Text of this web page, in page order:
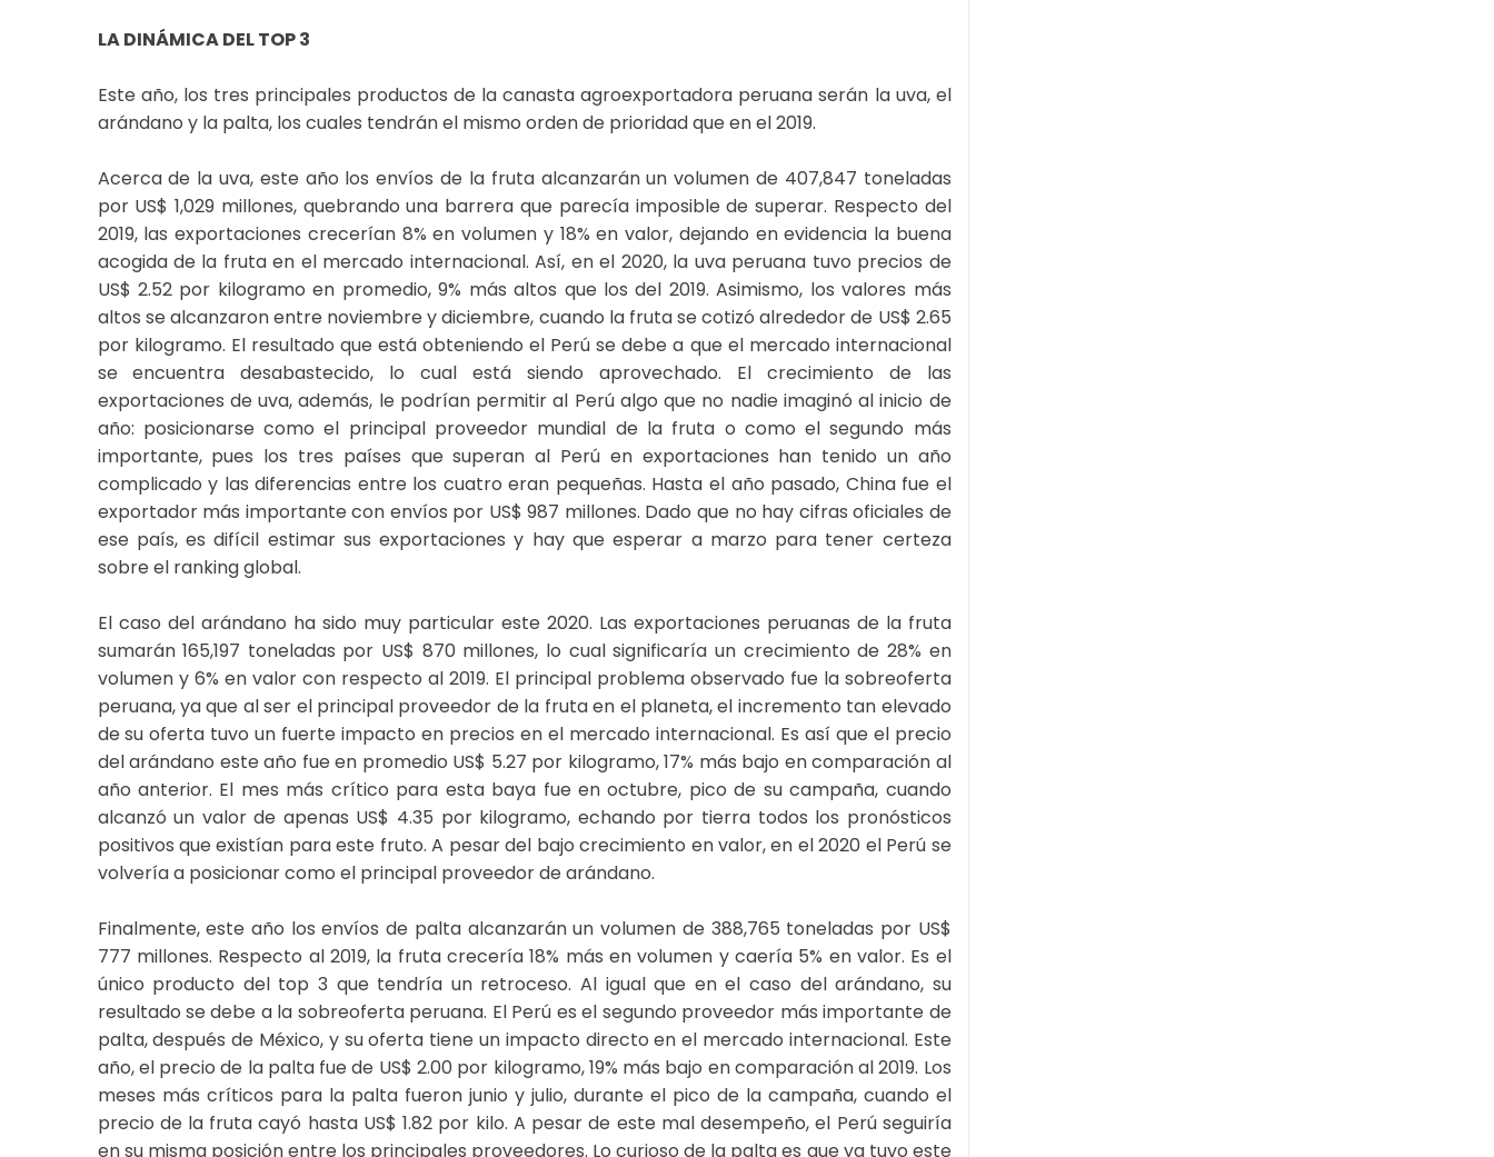
LA DINÁMICA DEL TOP 3
Este año, los tres principales productos de la canasta agroexportadora peruana serán la uva, el
arándano y la palta, los cuales tendrán el mismo orden de prioridad que en el 2019.
Acerca de la uva, este año los envíos de la fruta alcanzarán un volumen de 407,847 toneladas
por US$ 1,029 millones, quebrando una barrera que parecía imposible de superar. Respecto del
2019, las exportaciones crecerían 8% en volumen y 18% en valor, dejando en evidencia la buena
acogida de la fruta en el mercado internacional. Así, en el 2020, la uva peruana tuvo precios de
US$ 2.52 por kilogramo en promedio, 9% más altos que los del 2019. Asimismo, los valores más
altos se alcanzaron entre noviembre y diciembre, cuando la fruta se cotizó alrededor de US$ 2.65
por kilogramo. El resultado que está obteniendo el Perú se debe a que el mercado internacional
se encuentra desabastecido, lo cual está siendo aprovechado. El crecimiento de las
exportaciones de uva, además, le podrían permitir al Perú algo que no nadie imaginó al inicio de
año: posicionarse como el principal proveedor mundial de la fruta o como el segundo más
importante, pues los tres países que superan al Perú en exportaciones han tenido un año
complicado y las diferencias entre los cuatro eran pequeñas. Hasta el año pasado, China fue el
exportador más importante con envíos por US$ 987 millones. Dado que no hay cifras oficiales de
ese país, es difícil estimar sus exportaciones y hay que esperar a marzo para tener certeza
sobre el ranking global.
El caso del arándano ha sido muy particular este 2020. Las exportaciones peruanas de la fruta
sumarán 165,197 toneladas por US$ 870 millones, lo cual significaría un crecimiento de 28% en
volumen y 6% en valor con respecto al 2019. El principal problema observado fue la sobreoferta
peruana, ya que al ser el principal proveedor de la fruta en el planeta, el incremento tan elevado
de su oferta tuvo un fuerte impacto en precios en el mercado internacional. Es así que el precio
del arándano este año fue en promedio US$ 5.27 por kilogramo, 17% más bajo en comparación al
año anterior. El mes más crítico para esta baya fue en octubre, pico de su campaña, cuando
alcanzó un valor de apenas US$ 4.35 por kilogramo, echando por tierra todos los pronósticos
positivos que existían para este fruto. A pesar del bajo crecimiento en valor, en el 2020 el Perú se
volvería a posicionar como el principal proveedor de arándano.
Finalmente, este año los envíos de palta alcanzarán un volumen de 388,765 toneladas por US$
777 millones. Respecto al 2019, la fruta crecería 18% más en volumen y caería 5% en valor. Es el
único producto del top 3 que tendría un retroceso. Al igual que en el caso del arándano, su
resultado se debe a la sobreoferta peruana. El Perú es el segundo proveedor más importante de
palta, después de México, y su oferta tiene un impacto directo en el mercado internacional. Este
año, el precio de la palta fue de US$ 2.00 por kilogramo, 19% más bajo en comparación al 2019. Los
meses más críticos para la palta fueron junio y julio, durante el pico de la campaña, cuando el
precio de la fruta cayó hasta US$ 1.82 por kilo. A pesar de este mal desempeño, el Perú seguiría
en su misma posición entre los principales proveedores. Lo curioso de la palta es que ya tuvo este